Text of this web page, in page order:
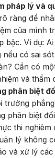
pháp lý và
ràng để
của mình
bậc. Ví dụ:
nếu có sai
Cần có
và thẩm
phân biệt
trường
phân biệt
thi nghiêm
lý không
và xử lý các